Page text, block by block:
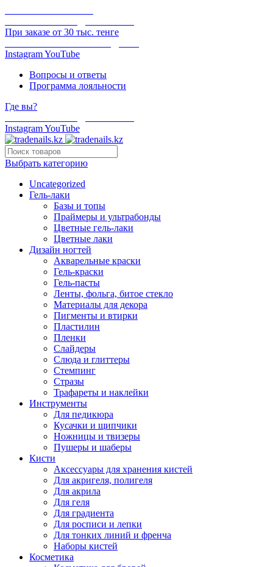
При заказе от 30 тыс. тенге
InstagramYouTube
Вопросы и ответы
Программа лояльности
Где вы?
InstagramYouTube
Выбрать категорию
Uncategorized
Гель-лаки
Базы и топы
Праймеры и ультрабонды
Цветные гель-лаки
Цветные лаки
Дизайн ногтей
Акварельные краски
Гель-краски
Гель-пасты
Ленты, фольга, битое стекло
Материалы для декора
Пигменты и втирки
Пластилин
Пленки
Слайдеры
Слюда и глиттеры
Стемпинг
Стразы
Трафареты и наклейки
Инструменты
Для педикюра
Кусачки и щипчики
Ножницы и твизеры
Пушеры и шаберы
Кисти
Аксессуары для хранения кистей
Для акригеля, полигеля
Для акрила
Для геля
Для градиента
Для росписи и лепки
Для тонких линий и френча
Наборы кистей
Косметика